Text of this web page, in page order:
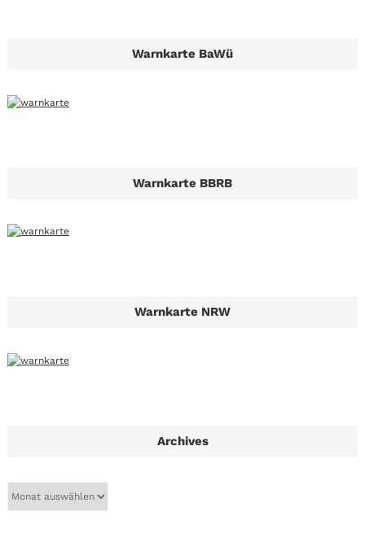
Warnkarte BaWü
Warnkarte BBRB
Warnkarte NRW
Archives